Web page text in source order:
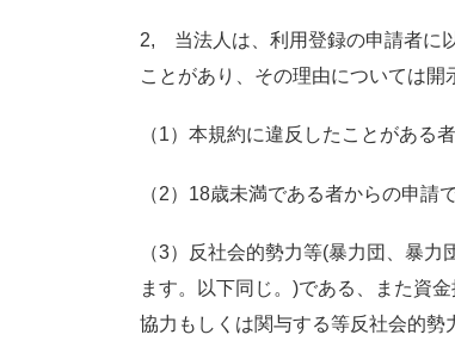
2, 当法人は、利用登録の申請者に
ことがあり、その理由については開
（1）本規約に違反したことがある
（2）18歳未満である者からの申請
（3）反社会的勢力等(暴力団、暴
ます。以下同じ。)である、また資
協力もしくは関与する等反社会的勢